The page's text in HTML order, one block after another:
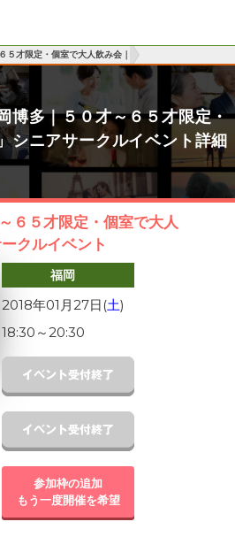
５才限定・個室で大人飲み会｜
博多｜５０才～６５才限定・
シニアサークルイベント詳細
６５才限定・個室で大人
クルイベント
福岡
2018年01月27日(土)
18:30 ～20:30
参加枠の追加
もう一度開催を希望